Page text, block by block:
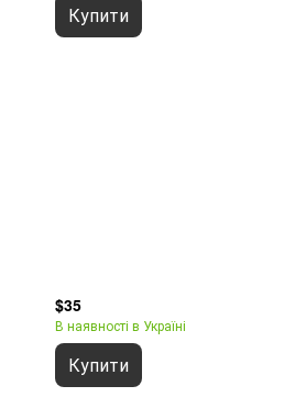
Купити
$35
В наявності в Україні
Купити